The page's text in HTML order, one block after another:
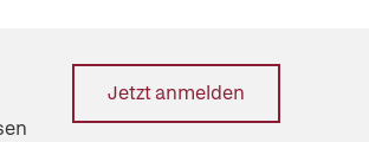
Jetzt anmelden